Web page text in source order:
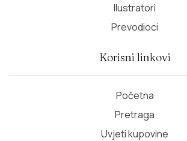
Ilustratori
Prevodioci
Korisni linkovi
Početna
Pretraga
Uvjeti kupovine